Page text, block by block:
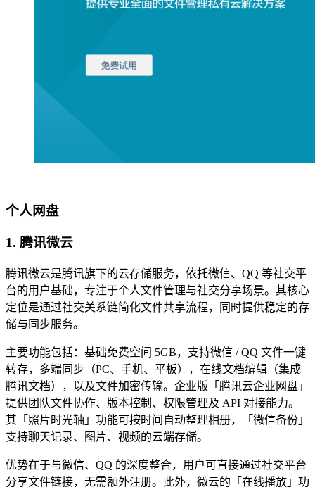
个人网盘
1. 腾讯微云
腾讯微云是腾讯旗下的云存储服务，依托微信、QQ 等社交平
台的用户基础，专注于个人文件管理与社交分享场景。其核心
定位是通过社交关系链简化文件共享流程，同时提供稳定的存
储与同步服务。
主要功能包括：基础免费空间 5GB，支持微信 / QQ 文件一键
转存，多端同步（PC、手机、平板），在线文档编辑（集成
腾讯文档），以及文件加密传输。企业版「腾讯云企业网盘」
提供团队文件协作、版本控制、权限管理及 API 对接能力。
其「照片时光轴」功能可按时间自动整理相册，「微信备份」
支持聊天记录、图片、视频的云端存储。
优势在于与微信、QQ 的深度整合，用户可直接通过社交平台
分享文件链接，无需额外注册。此外，微云的「在线播放」功